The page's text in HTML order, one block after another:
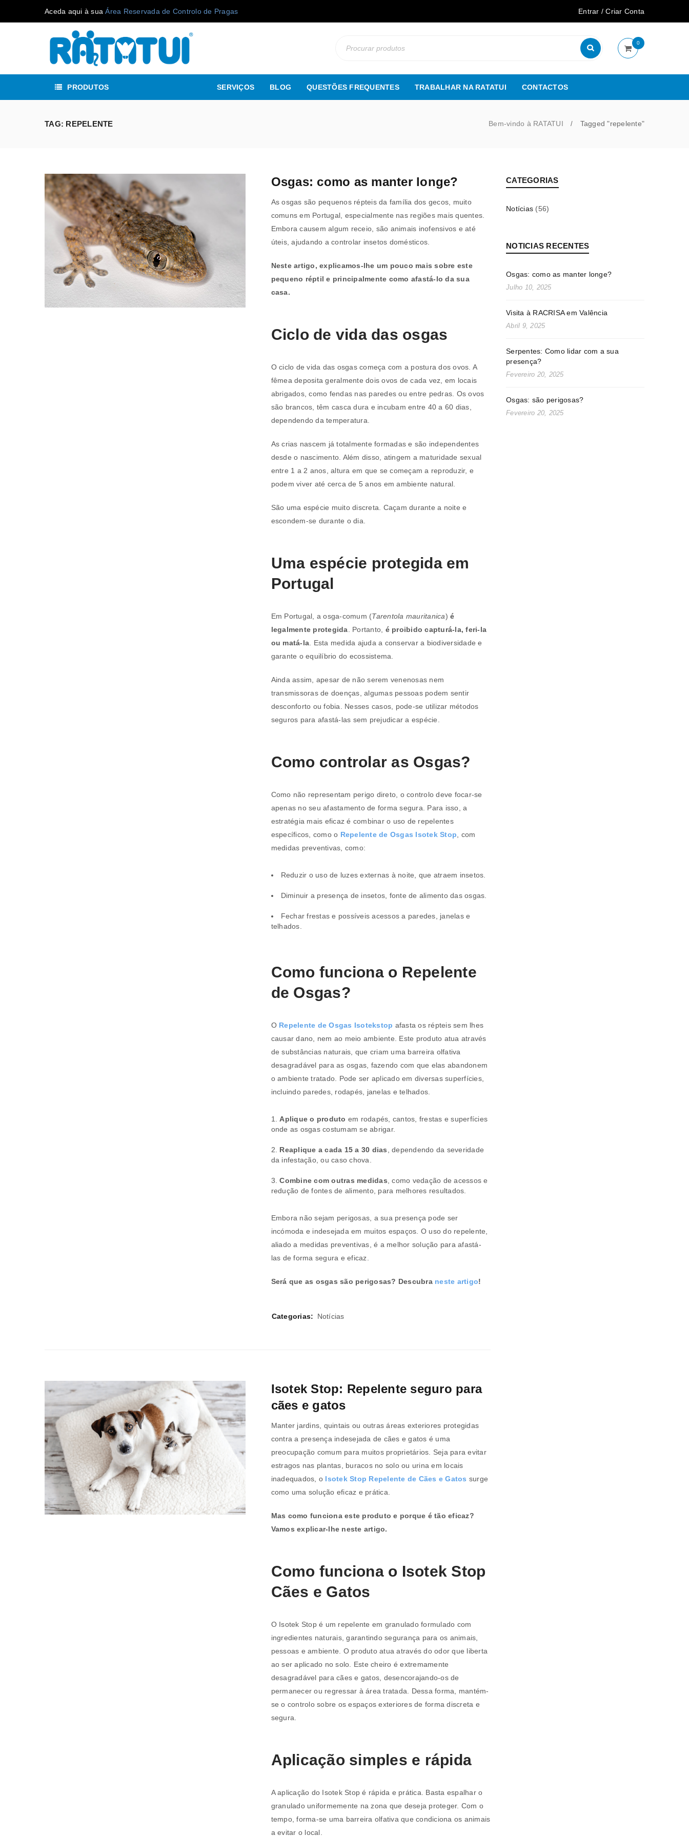
Manter sessão
Endereço de email*
endereço de email.
Verifique a nossapolítica de privacidade
REGISTAR NOVA CONTA
Aceda aqui à suaÁrea Reservada de Controlo de Pragas Entrar /Criar Conta
0
PRODUTOS SERVIÇOS BLOG QUESTÕES FREQUENTES TRABALHAR NA RATATUI CONTACTOS
TAG: REPELENTE Bem-vindo à RATATUI / Tagged "repelente"
Osgas: como as manter longe?
As osgas são pequenos répteis da família dos gecos, muito
comuns em Portugal, especialmente nas regiões mais quentes.
Embora causem algum receio, são animais inofensivos e até
úteis, ajudando a controlar insetos domésticos.
Neste artigo, explicamos-lhe um pouco mais sobre este
pequeno réptil e principalmente como afastá-lo da sua
casa.
Ciclo de vida das osgas
O ciclo de vida das osgas começa com a postura dos ovos. A
fêmea deposita geralmente dois ovos de cada vez, em locais
abrigados, como fendas nas paredes ou entre pedras. Os ovos
são brancos, têm casca dura e incubam entre 40 a 60 dias,
dependendo da temperatura.
As crias nascem já totalmente formadas e são independentes
desde o nascimento. Além disso, atingem a maturidade sexual
entre 1 a 2 anos, altura em que se começam a reproduzir, e
podem viver até cerca de 5 anos em ambiente natural.
São uma espécie muito discreta. Caçam durante a noite e
escondem-se durante o dia.
Uma espécie protegida em
Portugal
Em Portugal, a osga-comum (Tarentola mauritanica) é
legalmente protegida . Portanto, é proibido capturá-la, feri-la
ou matá-la . Esta medida ajuda a conservar a biodiversidade e
garante o equilíbrio do ecossistema.
Ainda assim, apesar de não serem venenosas nem
transmissoras de doenças, algumas pessoas podem sentir
desconforto ou fobia. Nesses casos, pode-se utilizar métodos
seguros para afastá-las sem prejudicar a espécie.
Como controlar as Osgas?
Como não representam perigo direto, o controlo deve focar-se
apenas no seu afastamento de forma segura. Para isso, a
estratégia mais eficaz é combinar o uso de repelentes
específicos, como o Repelente de Osgas Isotek Stop , com
medidas preventivas, como:
Reduzir o uso de luzes externas à noite, que atraem insetos.
Diminuir a presença de insetos, fonte de alimento das osgas.
Fechar frestas e possíveis acessos a paredes, janelas e
telhados.
Como funciona o Repelente
de Osgas?
O Repelente de Osgas Isotekstop afasta os répteis sem lhes
causar dano, nem ao meio ambiente. Este produto atua através
de substâncias naturais, que criam uma barreira olfativa
desagradável para as osgas, fazendo com que elas abandonem
o ambiente tratado. Pode ser aplicado em diversas superfícies,
incluindo paredes, rodapés, janelas e telhados.
Aplique o produto em rodapés, cantos, frestas e superfícies
onde as osgas costumam se abrigar.
Reaplique a cada 15 a 30 dias , dependendo da severidade
da infestação, ou caso chova.
Combine com outras medidas , como vedação de acessos e
redução de fontes de alimento, para melhores resultados.
Embora não sejam perigosas, a sua presença pode ser
incómoda e indesejada em muitos espaços. O uso do repelente,
aliado a medidas preventivas, é a melhor solução para afastá-
las de forma segura e eficaz.
Será que as osgas são perigosas? Descubra neste artigo!
Categorias: Notícias
Isotek Stop: Repelente seguro para
cães e gatos
Manter jardins, quintais ou outras áreas exteriores protegidas
contra a presença indesejada de cães e gatos é uma
preocupação comum para muitos proprietários. Seja para evitar
estragos nas plantas, buracos no solo ou urina em locais
inadequados, o Isotek Stop Repelente de Cães e Gatos surge
como uma solução eficaz e prática.
Mas como funciona este produto e porque é tão eficaz?
Vamos explicar-lhe neste artigo.
Como funciona o Isotek Stop
Cães e Gatos
O Isotek Stop é um repelente em granulado formulado com
ingredientes naturais, garantindo segurança para os animais,
pessoas e ambiente. O produto atua através do odor que liberta
ao ser aplicado no solo. Este cheiro é extremamente
desagradável para cães e gatos, desencorajando-os de
permanecer ou regressar à área tratada. Dessa forma, mantém-
se o controlo sobre os espaços exteriores de forma discreta e
segura.
Aplicação simples e rápida
A aplicação do Isotek Stop é rápida e prática. Basta espalhar o
granulado uniformemente na zona que deseja proteger. Com o
tempo, forma-se uma barreira olfativa que condiciona os animais
a evitar o local.
CATEGORIAS
Notícias (56)
NOTICIAS RECENTES
Osgas: como as manter longe?
Julho 10, 2025
Visita à RACRISA em Valência
Abril 9, 2025
Serpentes: Como lidar com a sua
presença?
Fevereiro 20, 2025
Osgas: são perigosas?
Fevereiro 20, 2025